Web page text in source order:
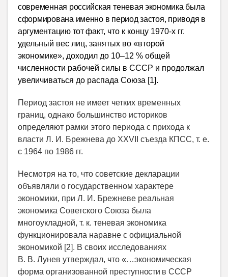
современная российская теневая экономика была
сформирована именно в период застоя, приводя в
аргументацию тот факт, что к концу 1970-х гг.
удельный вес лиц, занятых во «второй
экономике», доходил до 10–12 % общей
численности рабочей силы в СССР и продолжал
увеличиваться до распада Союза [1].
Период застоя не имеет четких временных
границ, однако большинство историков
определяют рамки этого периода с прихода к
власти Л. И. Брежнева до XXVII съезда КПСС, т. е.
с 1964 по 1986 гг.
Несмотря на то, что советские декларации
объявляли о государственном характере
экономики, при Л. И. Брежневе реальная
экономика Советского Союза была
многоукладной, т. к. теневая экономика
функционировала наравне с официальной
экономикой [2]. В своих исследованиях
В. В. Лунев утверждал, что «…экономическая
форма организованной преступности в СССР